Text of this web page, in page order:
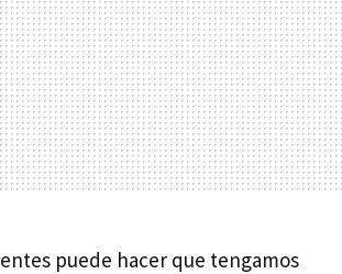
puede hacer que tengamos